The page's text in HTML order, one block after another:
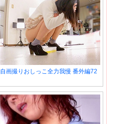
自画撮りおしっこ全力我慢 番外編72